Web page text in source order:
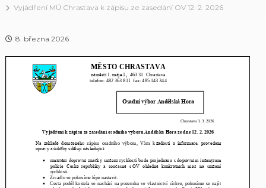
Vyjádření MÚ Chrastava k zápisu ze zasedání OV 12. 2. 2026
8. března 2026